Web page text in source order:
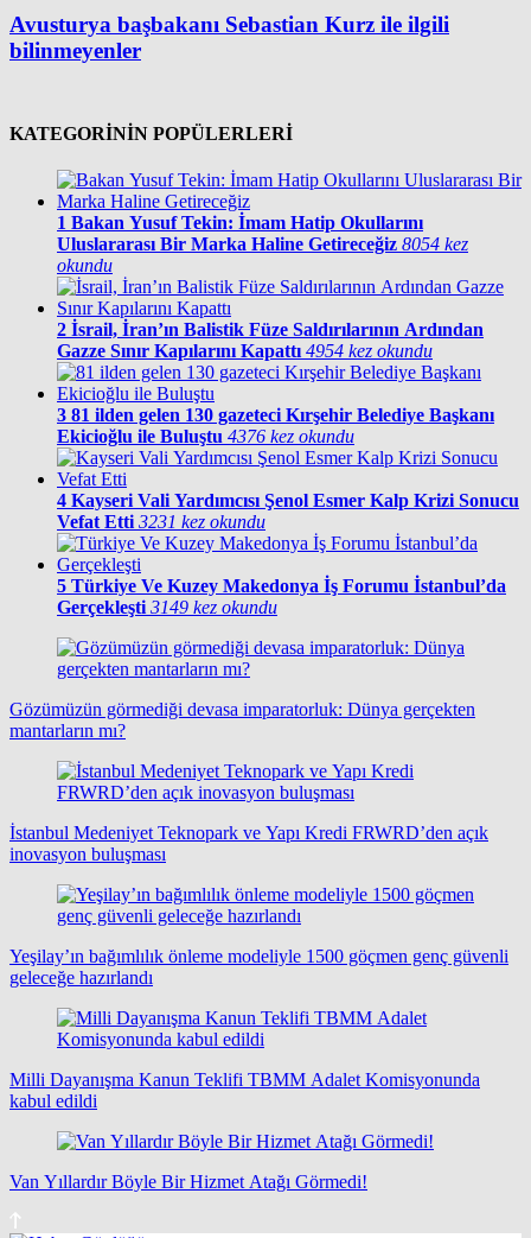
Avusturya başbakanı Sebastian Kurz ile ilgili
bilinmeyenler
KATEGORİNİN POPÜLERLERİ
1 Bakan Yusuf Tekin: İmam Hatip Okullarını
Uluslararası Bir Marka Haline Getireceğiz 8054 kez
okundu
2 İsrail, İran’ın Balistik Füze Saldırılarının Ardından
Gazze Sınır Kapılarını Kapattı 4954 kez okundu
3 81 ilden gelen 130 gazeteci Kırşehir Belediye Başkanı
Ekicioğlu ile Buluştu 4376 kez okundu
4 Kayseri Vali Yardımcısı Şenol Esmer Kalp Krizi Sonucu
Vefat Etti 3231 kez okundu
5 Türkiye Ve Kuzey Makedonya İş Forumu İstanbul’da
Gerçekleşti 3149 kez okundu
Gözümüzün görmediği devasa imparatorluk: Dünya gerçekten
mantarların mı?
İstanbul Medeniyet Teknopark ve Yapı Kredi FRWRD’den açık
inovasyon buluşması
Yeşilay’ın bağımlılık önleme modeliyle 1500 göçmen genç güvenli
geleceğe hazırlandı
Milli Dayanışma Kanun Teklifi TBMM Adalet Komisyonunda
kabul edildi
Van Yıllardır Böyle Bir Hizmet Atağı Görmedi!